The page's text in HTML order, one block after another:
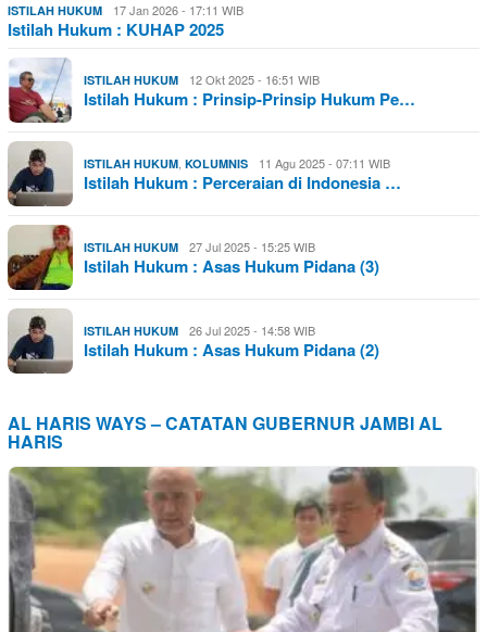
ISTILAH HUKUM 17 Jan 2026 - 17:11 WIB
Istilah Hukum : KUHAP 2025
ISTILAH HUKUM 12 Okt 2025 - 16:51 WIB
Istilah Hukum : Prinsip-Prinsip Hukum Pe…
ISTILAH HUKUM, KOLUMNIS 11 Agu 2025 - 07:11 WIB
Istilah Hukum : Perceraian di Indonesia …
ISTILAH HUKUM 27 Jul 2025 - 15:25 WIB
Istilah Hukum : Asas Hukum Pidana (3)
ISTILAH HUKUM 26 Jul 2025 - 14:58 WIB
Istilah Hukum : Asas Hukum Pidana (2)
AL HARIS WAYS – CATATAN GUBERNUR JAMBI AL
HARIS